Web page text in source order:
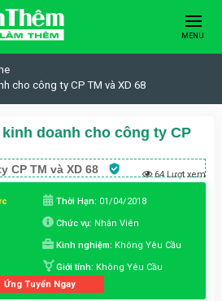
MENU
cho công ty CP TM và XD 68
doanh cho công ty CP
CP TM và XD 68 64 Lượt xem
Thời Hạn: 01/04/2018
Chức vụ: Nhân Viên
Kinh nghiệm: Không Yêu Cầu
Giới tính: Không Yêu Cầu
Ứng Tuyển Ngay